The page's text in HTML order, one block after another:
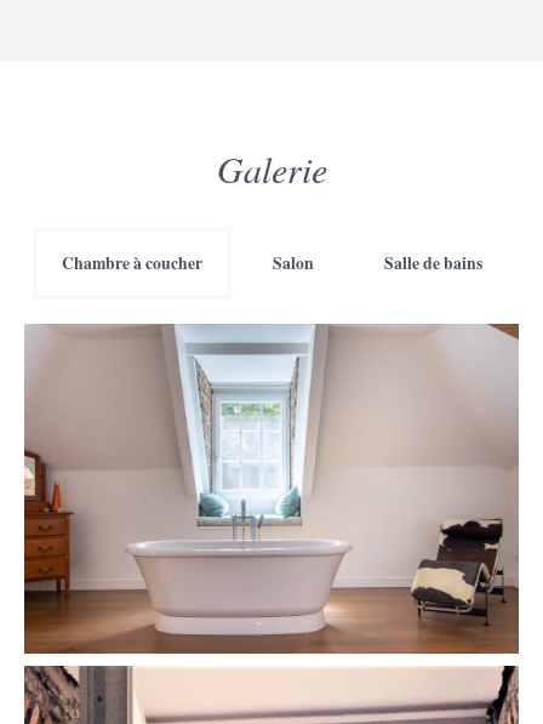
Galerie
Chambre à coucher Salon Salle de bains